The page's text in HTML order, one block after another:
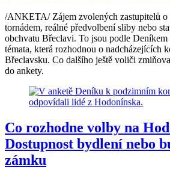
/ANKETA/ Zájem zvolených zastupitelů o
tornádem, reálné předvolbení sliby nebo
obchvatu Břeclavi. To jsou podle
témata, která rozhodnou o nadcházejících
Břeclavsku. Co dalšího ještě voliči
do ankety.
Co rozhodne volby na
Dostupnost bydlení nebo
zámku